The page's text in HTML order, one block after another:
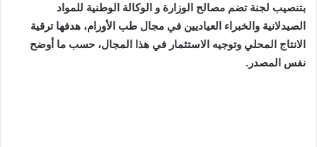
بتنصيب لجنة تضم مصالح الوزارة و الوكالة الوطنية للمواد
الصيدلانية والخبراء العياديين في مجال طب الأورام، هدفها ترقية
الانتاج المحلي وتوجيه الاستثمار في هذا المجال، حسب ما أوضح
نفس المصدر.